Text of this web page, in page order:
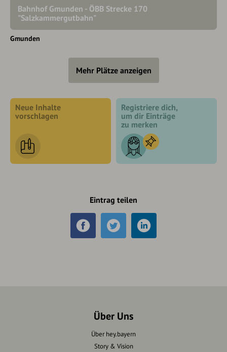
Bahnhof Gmunden - ÖBB Strecke 170
"Salzkammergutbahn"
Gmunden
Mehr Plätze anzeigen
Neue Inhalte
vorschlagen
Registriere dich,
um dir Einträge
zu merken
Eintrag teilen
Über Uns
Über hey.bayern
Story & Vision